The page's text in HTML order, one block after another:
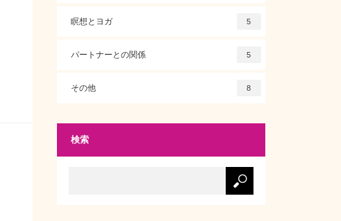
瞑想とヨガ 5
パートナーとの関係 5
その他 8
検索